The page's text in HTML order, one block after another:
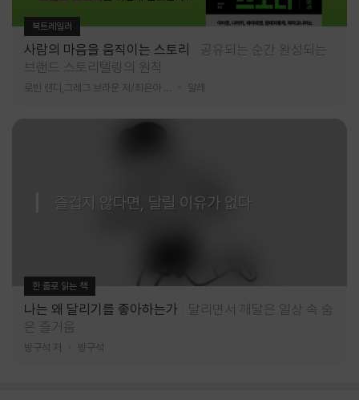
북트레일러
사람의 마음을 움직이는 스토리
공유되는 순간 완성되는
브랜드 스토리텔링의 원칙
알레
즐겁지 않다면, 달릴 이유가 없다
한 줄로 읽는 책
나는 왜 달리기를 좋아하는가
달리면서 깨달은 일상 속 숨
은 즐거움
방구석 저 방구석